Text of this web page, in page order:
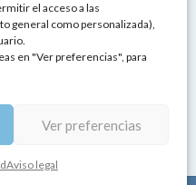
el acceso a las
general como personalizada),
en "Ver preferencias", para
Ver preferencias
Aviso legal